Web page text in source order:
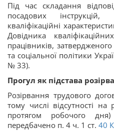
Під час складання
посадових інструкцій,
кваліфікаційні
Довідника
працівників,
та соціальної політики
№ 33).
Прогул як підстава
Розірвання трудового
тому числі відсутності
протягом робочого
передбачено п. 4 ч. 1 ст. 40